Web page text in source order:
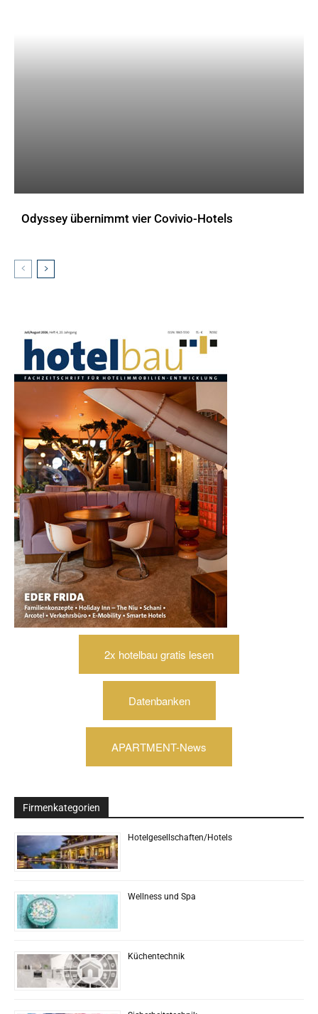
Odyssey übernimmt vier Covivio-Hotels
2x hotelbau gratis lesen
Datenbanken
APARTMENT-News
Firmenkategorien
Hotelgesellschaften/Hotels
Wellness und Spa
Küchentechnik